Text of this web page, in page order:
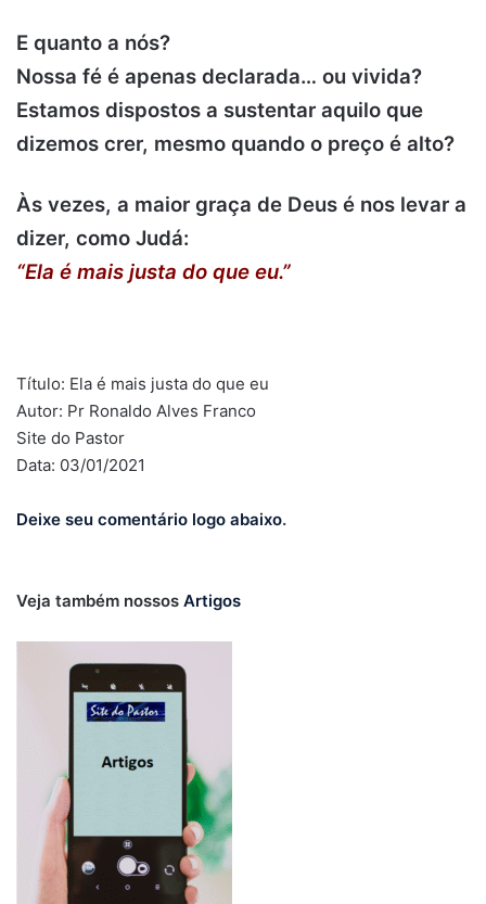
E quanto a nós?
Nossa fé é apenas declarada… ou vivida?
Estamos dispostos a sustentar aquilo que
dizemos crer, mesmo quando o preço é alto?
Às vezes, a maior graça de Deus é nos levar a
dizer, como Judá:
“Ela é mais justa do que eu.”
Título: Ela é mais justa do que eu
Autor: Pr Ronaldo Alves Franco
Site do Pastor
Data: 03/01/2021
Deixe seu comentário logo abaixo.
Veja também nossos Artigos